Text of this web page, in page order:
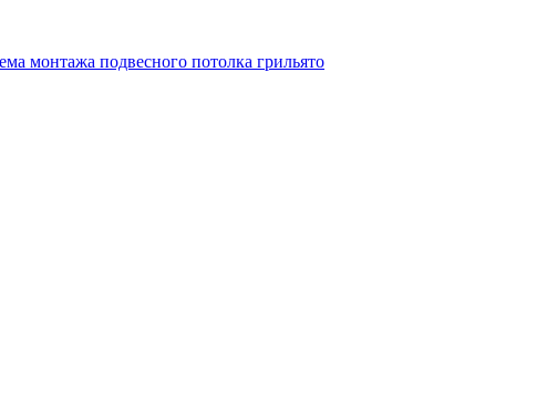
монтажа подвесного потолка грильято